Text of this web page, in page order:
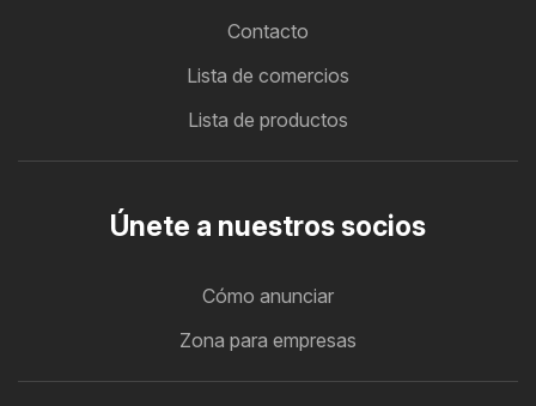
Contacto
Lista de comercios
Lista de productos
Únete a nuestros socios
Cómo anunciar
Zona para empresas